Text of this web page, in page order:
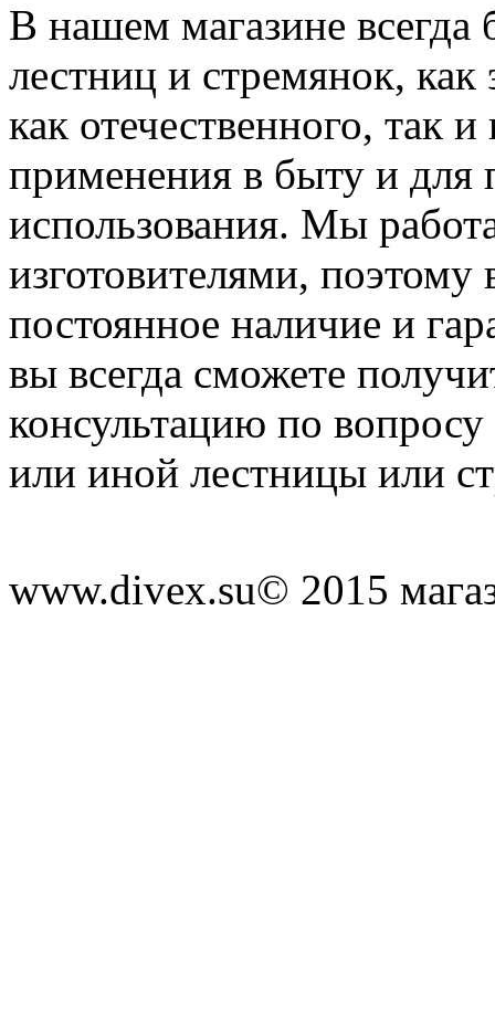
В нашем магазине
лестниц и стремянок,
как отечественного, так
применения в быту и для
использования. Мы
изготовителями, поэтому
постоянное наличие и
вы всегда сможете
консультацию по
или иной лестницы или
www.divex.su© 2015